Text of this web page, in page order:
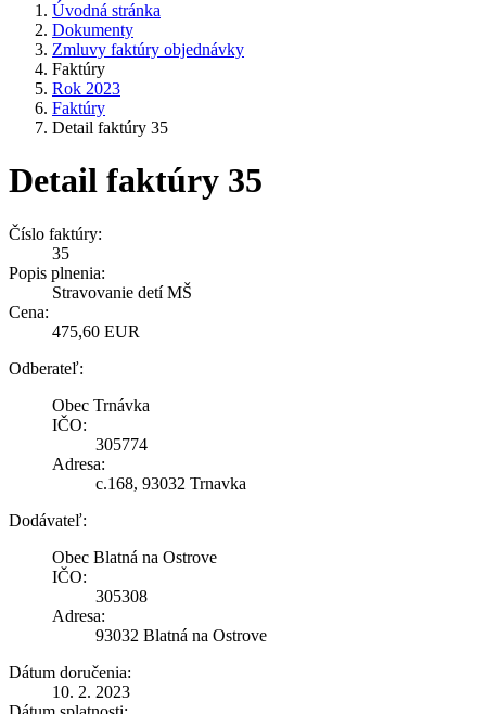
Úvodná stránka
Dokumenty
Zmluvy faktúry objednávky
Faktúry
Rok 2023
Faktúry
Detail faktúry 35
Detail faktúry 35
Číslo faktúry:
35
Popis plnenia:
Stravovanie detí MŠ
Cena:
475,60 EUR
Odberateľ:
Obec Trnávka
IČO:
305774
Adresa:
c.168, 93032 Trnavka
Dodávateľ:
Obec Blatná na Ostrove
IČO:
305308
Adresa:
93032 Blatná na Ostrove
Dátum doručenia:
10. 2. 2023